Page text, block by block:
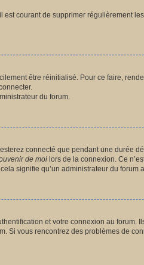
courant de supprimer régulièrement
être réinitialisé. Pour ce faire,
du forum.
connecté que pendant une durée
de moi lors de la connexion. Ce
signifie qu’un administrateur du forum
et votre connexion au
Si vous rencontrez des problèmes de